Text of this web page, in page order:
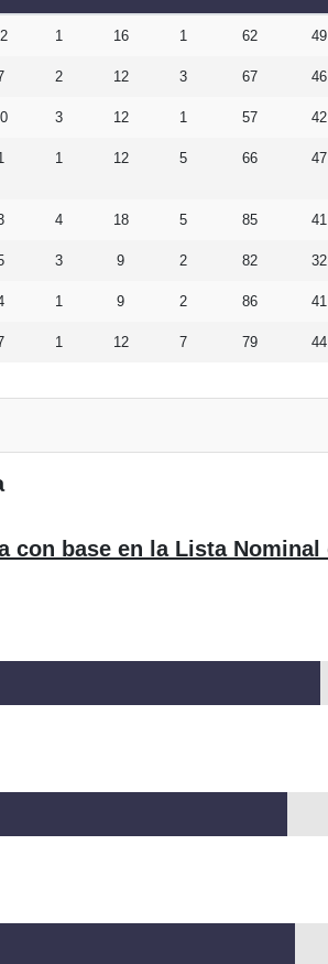
1 16 1 62 49
2 12 3 67 46
3 12 1 57 42
1 12 5 66 47
4 18 5 85 41
3 9 2 82 32
1 9 2 86 41
1 12 7 79 44
con base en la Lista